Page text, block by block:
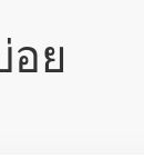
อย